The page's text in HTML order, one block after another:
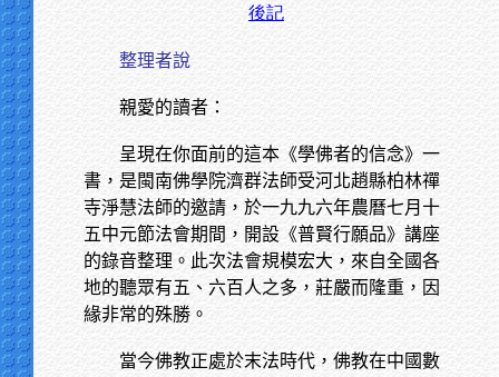
後記
整理者說
親愛的讀者：
呈現在你面前的這本《學佛者的信念》一
書，是閩南佛學院濟群法師受河北趙縣柏林禪
寺淨慧法師的邀請，於一九九六年農曆七月十
五中元節法會期間，開設《普賢行願品》講座
的錄音整理。此次法會規模宏大，來自全國各
地的聽眾有五、六百人之多，莊嚴而隆重，因
緣非常的殊勝。
當今佛教正處於末法時代，佛教在中國數